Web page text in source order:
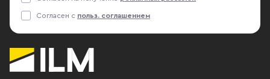
Согласен с польз. соглашением